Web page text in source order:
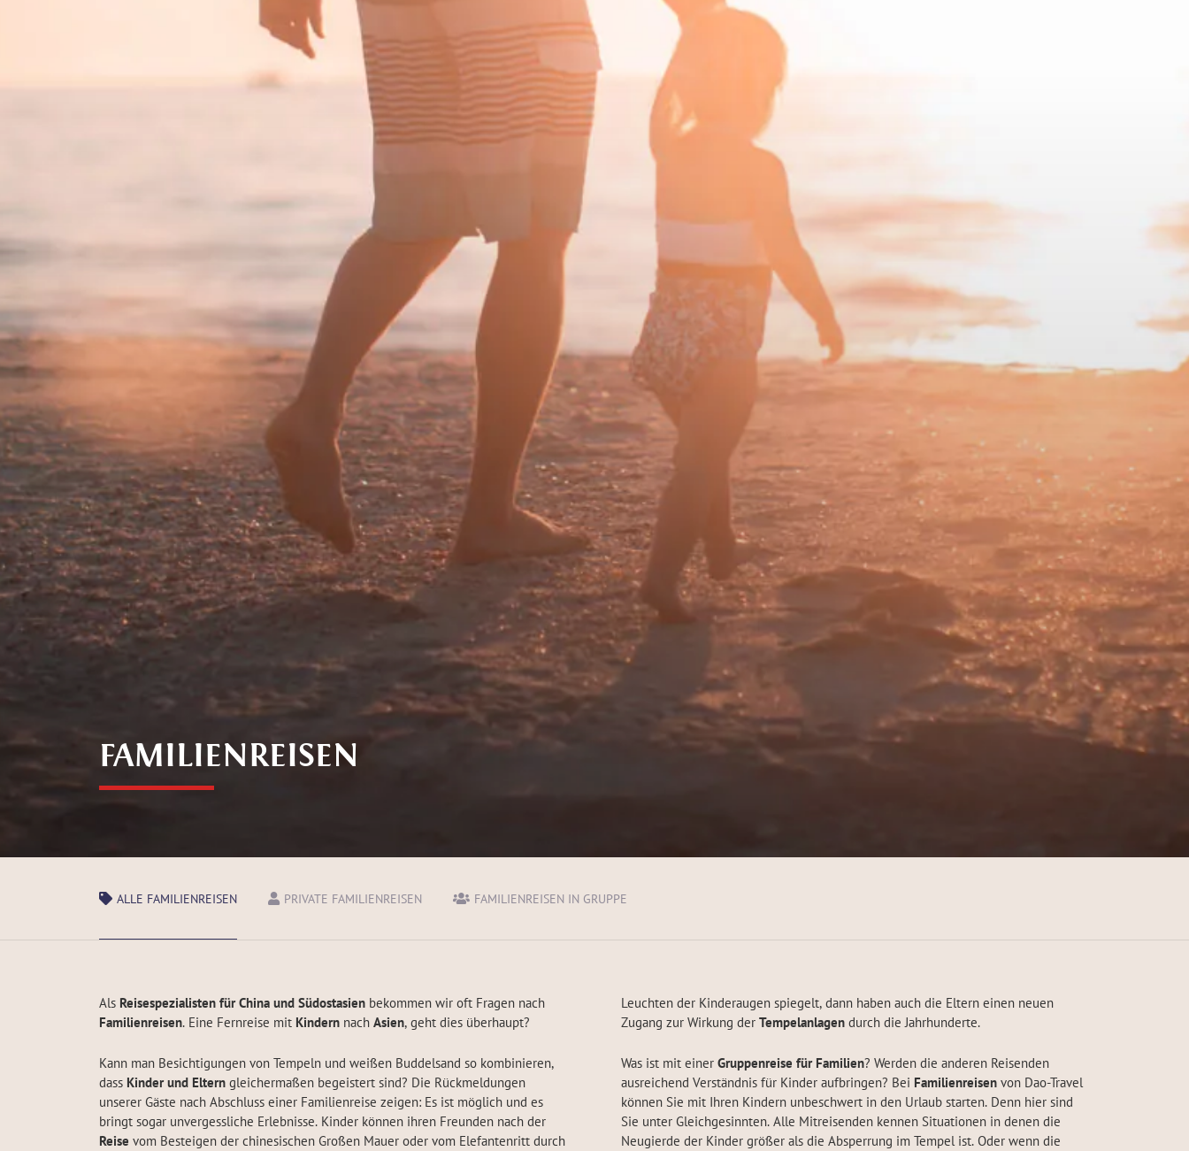
FAMILIENREISEN
ALLE FAMILIENREISEN PRIVATE FAMILIENREISEN FAMILIENREISEN IN GRUPPE
Als Reisespezialisten für China und Südostasien bekommen wir oft Fragen nach
Familienreisen. Eine Fernreise mit Kindern nach Asien, geht dies überhaupt?
Kann man Besichtigungen von Tempeln und weißen Buddelsand so kombinieren,
dass Kinder und Eltern gleichermaßen begeistert sind? Die Rückmeldungen
unserer Gäste nach Abschluss einer Familienreise zeigen: Es ist möglich und es
bringt sogar unvergessliche Erlebnisse. Kinder können ihren Freunden nach der
Reise vom Besteigen der chinesischen Großen Mauer oder vom Elefantenritt durch
Leuchten der Kinderaugen spiegelt, dann haben auch die Eltern einen neuen
Zugang zur Wirkung der Tempelanlagen durch die Jahrhunderte.
Was ist mit einer Gruppenreise für Familien? Werden die anderen Reisenden
ausreichend Verständnis für Kinder aufbringen? Bei Familienreisen von Dao-Travel
können Sie mit Ihren Kindern unbeschwert in den Urlaub starten. Denn hier sind
Sie unter Gleichgesinnten. Alle Mitreisenden kennen Situationen in denen die
Neugierde der Kinder größer als die Absperrung im Tempel ist. Oder wenn die